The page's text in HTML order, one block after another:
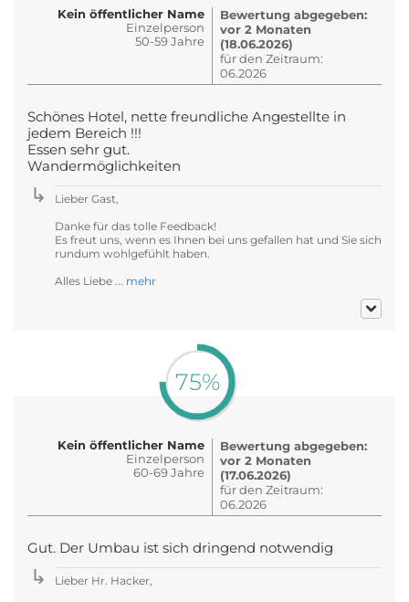
Kein öffentlicher Name
Einzelperson
50-59 Jahre
Bewertung abgegeben:
vor 2 Monaten
(18.06.2026)
für den Zeitraum:
06.2026
Schönes Hotel, nette freundliche Angestellte in
jedem Bereich !!!
Essen sehr gut.
Wandermöglichkeiten
Lieber Gast,
Danke für das tolle Feedback!
Es freut uns, wenn es Ihnen bei uns gefallen hat und Sie sich
rundum wohlgefühlt haben.
Alles Liebe ... mehr
75%
Kein öffentlicher Name
Einzelperson
60-69 Jahre
Bewertung abgegeben:
vor 2 Monaten
(17.06.2026)
für den Zeitraum:
06.2026
Gut. Der Umbau ist sich dringend notwendig
Lieber Hr. Hacker,